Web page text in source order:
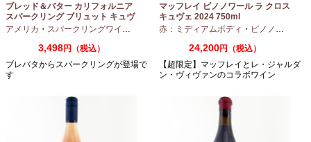
ブレッド＆バター カリフォルニア
スパークリング ブリュット キュヴ
ェ NV 750ml
アメリカ ・ スパークリングワイン シャルドネ
3,498円（税込）
ブレバタからスパークリングが登場で
す
マッフレイ ピノノワール ラ クロス
キュヴェ 2024 750ml
赤：ミディアムボディ ・ ピノノワール
24,200円（税込）
【超限定】マッフレイとレ・ジャルダ
ン・ヴィヴァンのコラボワイン